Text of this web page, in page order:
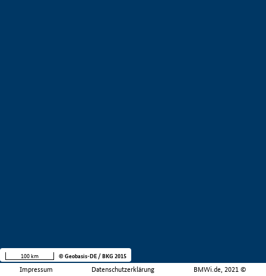
Impressum Datenschutzerklärung BMWi.de, 2021 ©
100 km © Geobasis-DE / BKG 2015